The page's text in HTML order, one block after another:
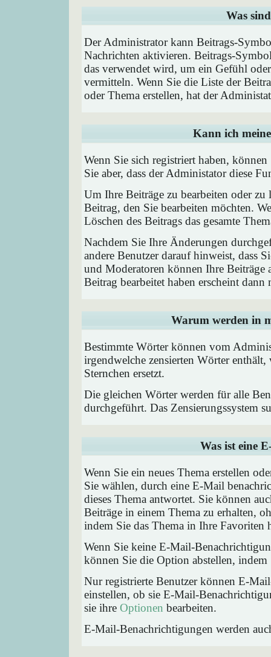
Was
Der Administrator kann Beitrags-
Nachrichten aktivieren. Beitrags-
das verwendet wird, um ein Gefühl
vermitteln. Wenn Sie die Liste der
oder Thema erstellen, hat der
Kann ich
Wenn Sie sich registriert haben,
Sie aber, dass der Administator diese
Um Ihre Beiträge zu bearbeiten oder
Beitrag, den Sie bearbeiten möchten.
Löschen des Beitrags das gesamte
Nachdem Sie Ihre Änderungen
andere Benutzer darauf hinweist, dass
und Moderatoren können Ihre Beiträge
Beitrag bearbeitet haben erscheint
Warum werden in
Bestimmte Wörter können vom
irgendwelche zensierten Wörter
Sternchen ersetzt.
Die gleichen Wörter werden für alle
durchgeführt. Das Zensierungssystem
Was ist eine
Wenn Sie ein neues Thema erstellen
Sie wählen, durch eine E-Mail
dieses Thema antwortet. Sie können
Beiträge in einem Thema zu erhalten,
indem Sie das Thema in Ihre Favoriten
Wenn Sie keine E-Mail-
können Sie die Option abstellen,
Nur registrierte Benutzer können E-
einstellen, ob sie E-Mail-
sie ihre Optionen bearbeiten.
E-Mail-Benachrichtigungen werden